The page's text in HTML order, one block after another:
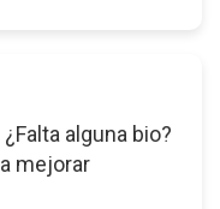
alguna bio?
mejorar